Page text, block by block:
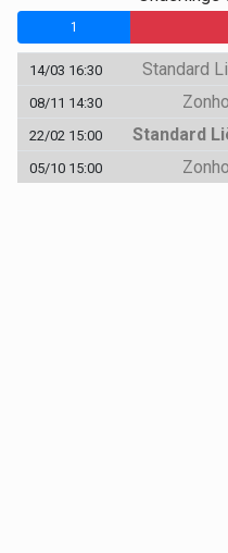
1
14/03 16:30 Standard
08/11 14:30
22/02 15:00 Standard
05/10 15:00